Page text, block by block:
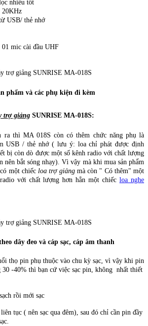
nhiễu tốt
20KHz
USB/ thẻ nhớ
01 mic cài đầu UHF
phẩm và các phụ kiện đi kèm
trợ giảng SUNRISE MA-018S:
ra thì MA 018S còn có thêm chức năng phụ là
USB / thẻ nhớ ( lưu ý: loa chỉ phát được định
bị còn dò được một số kênh radio với chất lượng
nên bắt sóng nhạy). Vì vậy mà khi mua sản phẩm
một chiếc loa trợ giảng mà còn " Có thêm" một
với chất lượng hơn hẳn một chiếcloa nghe
dây đeo và cáp sạc, cáp âm thanh
thọ pin phụ thuộc vào chu kỳ sạc, vì vậy khi pin
30 -40% thì bạn cứ việc sạc pin, không nhất thiết
rồi mới sạc
tục ( nên sạc qua đêm), sau đó chỉ cần pin đầy